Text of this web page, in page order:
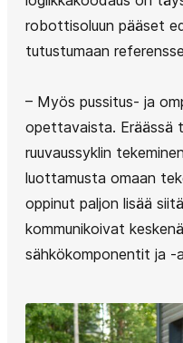
robottisoluun pääset
tutustumaan
– Myös pussitus- ja
opettavaista. Eräässä
ruuvaussyklin
luottamusta omaan
oppinut paljon lisää
kommunikoivat
sähkökomponentit ja